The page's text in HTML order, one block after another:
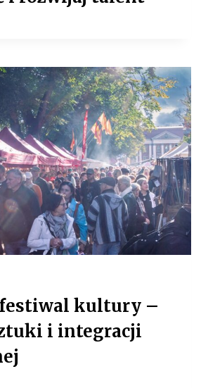
kultury –
i integracji